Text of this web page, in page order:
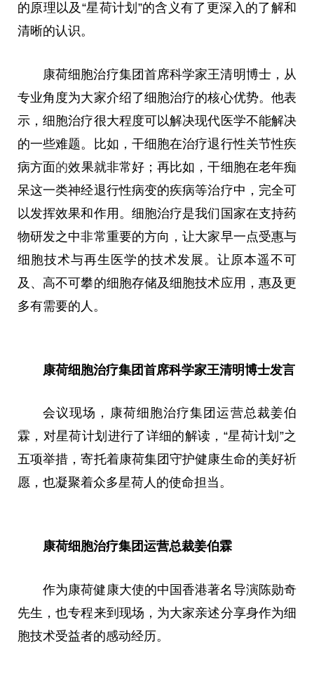
的原理以及“星荷计划”的含义有了更深入的了解和
清晰的认识。
康荷细胞治疗集团首席科学家王清明博士，从
专业角度为大家介绍了细胞治疗的核心优势。他表
示，细胞治疗很大程度可以解决现代医学不能解决
的一些难题。比如，干细胞在治疗退行性关节性疾
病方面的效果就非常好；再比如，干细胞在老年痴
呆这一类神经退行性病变的疾病等治疗中，完全可
以发挥效果和作用。细胞治疗是我们国家在支持药
物研发之中非常重要的方向，让大家早一点受惠与
细胞技术与再生医学的技术发展。让原本遥不可
及、高不可攀的细胞存储及细胞技术应用，惠及更
多有需要的人。
康荷细胞治疗集团首席科学家王清明博士发言
会议现场，康荷细胞治疗集团运营总裁姜伯
霖，对星荷计划进行了详细的解读，“星荷计划”之
五项举措，寄托着康荷集团守护健康生命的美好祈
愿，也凝聚着众多星荷人的使命担当。
康荷细胞治疗集团运营总裁姜伯霖
作为康荷健康大使的中国香港著名导演陈勋奇
先生，也专程来到现场，为大家亲述分享身作为细
胞技术受益者的感动经历。